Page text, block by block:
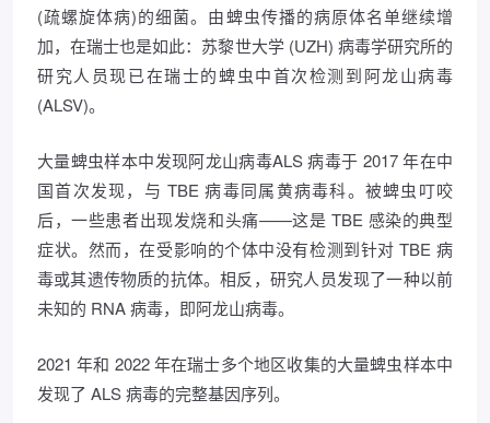
(疏螺旋体病)的细菌。由蜱虫传播的病原体名单继续增
加，在瑞士也是如此：苏黎世大学 (UZH) 病毒学研究所的
研究人员现已在瑞士的蜱虫中首次检测到阿龙山病毒
(ALSV)。
大量蜱虫样本中发现阿龙山病毒ALS 病毒于 2017 年在中
国首次发现，与 TBE 病毒同属黄病毒科。被蜱虫叮咬
后，一些患者出现发烧和头痛——这是 TBE 感染的典型
症状。然而，在受影响的个体中没有检测到针对 TBE 病
毒或其遗传物质的抗体。相反，研究人员发现了一种以前
未知的 RNA 病毒，即阿龙山病毒。
2021 年和 2022 年在瑞士多个地区收集的大量蜱虫样本中
发现了 ALS 病毒的完整基因序列。